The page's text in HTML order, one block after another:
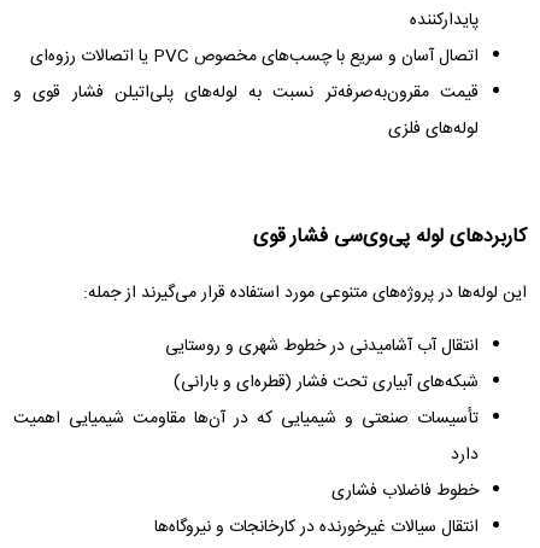
پایدارکننده
اتصال آسان و سریع با چسب‌های مخصوص PVC یا اتصالات رزوه‌ای
قیمت مقرون‌به‌صرفه‌تر نسبت به لوله‌های پلی‌اتیلن فشار قوی و
لوله‌های فلزی
کاربردهای لوله پی‌وی‌سی فشار قوی
این لوله‌ها در پروژه‌های متنوعی مورد استفاده قرار می‌گیرند از جمله:
انتقال آب آشامیدنی در خطوط شهری و روستایی
شبکه‌های آبیاری تحت فشار (قطره‌ای و بارانی)
تأسیسات صنعتی و شیمیایی که در آن‌ها مقاومت شیمیایی اهمیت
دارد
خطوط فاضلاب فشاری
انتقال سیالات غیرخورنده در کارخانجات و نیروگاه‌ها